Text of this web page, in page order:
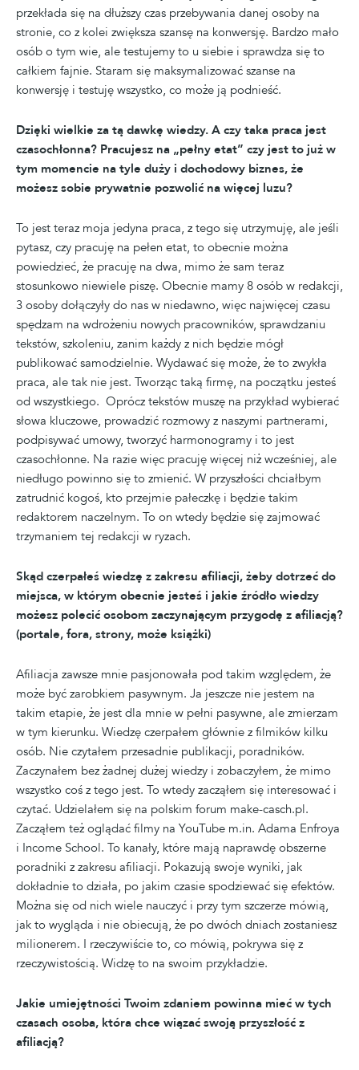
przekłada się na dłuższy czas przebywania danej osoby na
stronie, co z kolei zwiększa szansę na konwersję. Bardzo mało
osób o tym wie, ale testujemy to u siebie i sprawdza się to
całkiem fajnie. Staram się maksymalizować szanse na
konwersję i testuję wszystko, co może ją podnieść.
Dzięki wielkie za tą dawkę wiedzy. A czy taka praca jest
czasochłonna? Pracujesz na „pełny etat” czy jest to już w
tym momencie na tyle duży i dochodowy biznes, że
możesz sobie prywatnie pozwolić na więcej luzu?
To jest teraz moja jedyna praca, z tego się utrzymuję, ale jeśli
pytasz, czy pracuję na pełen etat, to obecnie można
powiedzieć, że pracuję na dwa, mimo że sam teraz
stosunkowo niewiele piszę. Obecnie mamy 8 osób w redakcji,
3 osoby dołączyły do nas w niedawno, więc najwięcej czasu
spędzam na wdrożeniu nowych pracowników, sprawdzaniu
tekstów, szkoleniu, zanim każdy z nich będzie mógł
publikować samodzielnie. Wydawać się może, że to zwykła
praca, ale tak nie jest. Tworząc taką firmę, na początku jesteś
od wszystkiego. Oprócz tekstów muszę na przykład wybierać
słowa kluczowe, prowadzić rozmowy z naszymi partnerami,
podpisywać umowy, tworzyć harmonogramy i to jest
czasochłonne. Na razie więc pracuję więcej niż wcześniej, ale
niedługo powinno się to zmienić. W przyszłości chciałbym
zatrudnić kogoś, kto przejmie pałeczkę i będzie takim
redaktorem naczelnym. To on wtedy będzie się zajmować
trzymaniem tej redakcji w ryzach.
Skąd czerpałeś wiedzę z zakresu afiliacji, żeby dotrzeć do
miejsca, w którym obecnie jesteś i jakie źródło wiedzy
możesz polecić osobom zaczynającym przygodę z afiliacją?
(portale, fora, strony, może książki)
Afiliacja zawsze mnie pasjonowała pod takim względem, że
może być zarobkiem pasywnym. Ja jeszcze nie jestem na
takim etapie, że jest dla mnie w pełni pasywne, ale zmierzam
w tym kierunku. Wiedzę czerpałem głównie z filmików kilku
osób. Nie czytałem przesadnie publikacji, poradników.
Zaczynałem bez żadnej dużej wiedzy i zobaczyłem, że mimo
wszystko coś z tego jest. To wtedy zacząłem się interesować i
czytać. Udzielałem się na polskim forum make-casch.pl.
Zacząłem też oglądać filmy na YouTube m.in. Adama Enfroya
i Income School. To kanały, które mają naprawdę obszerne
poradniki z zakresu afiliacji. Pokazują swoje wyniki, jak
dokładnie to działa, po jakim czasie spodziewać się efektów.
Można się od nich wiele nauczyć i przy tym szczerze mówią,
jak to wygląda i nie obiecują, że po dwóch dniach zostaniesz
milionerem. I rzeczywiście to, co mówią, pokrywa się z
rzeczywistością. Widzę to na swoim przykładzie.
Jakie umiejętności Twoim zdaniem powinna mieć w tych
czasach osoba, która chce wiązać swoją przyszłość z
afiliacją?